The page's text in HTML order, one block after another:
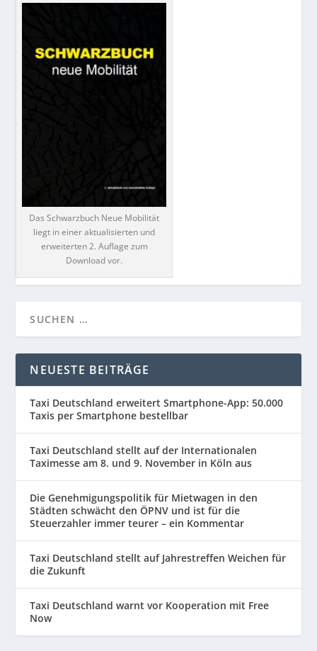
Das Schwarzbuch Neue Mobilität
liegt in einer aktualisierten und
erweiterten 2. Auflage zum
Download vor.
NEUESTE BEITRÄGE
Taxi Deutschland erweitert Smartphone-App: 50.000
Taxis per Smartphone bestellbar
Taxi Deutschland stellt auf der Internationalen
Taximesse am 8. und 9. November in Köln aus
Die Genehmigungspolitik für Mietwagen in den
Städten schwächt den ÖPNV und ist für die
Steuerzahler immer teurer – ein Kommentar
Taxi Deutschland stellt auf Jahrestreffen Weichen für
die Zukunft
Taxi Deutschland warnt vor Kooperation mit Free
Now